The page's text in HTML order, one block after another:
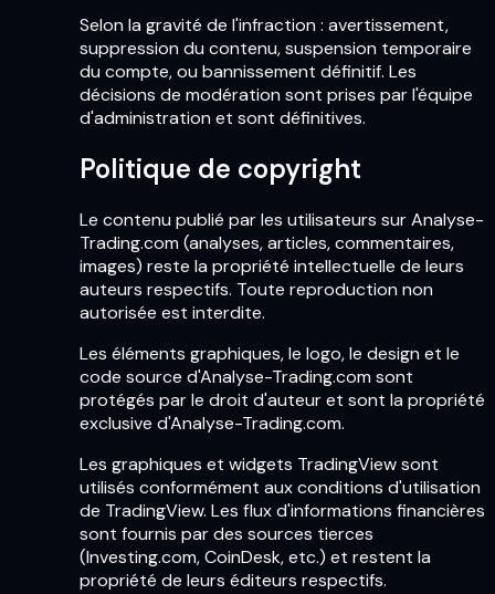
Selon la gravité de l'infraction : avertissement,
suppression du contenu, suspension temporaire
du compte, ou bannissement définitif. Les
décisions de modération sont prises par l'équipe
d'administration et sont définitives.
Politique de copyright
Le contenu publié par les utilisateurs sur Analyse-
Trading.com (analyses, articles, commentaires,
images) reste la propriété intellectuelle de leurs
auteurs respectifs. Toute reproduction non
autorisée est interdite.
Les éléments graphiques, le logo, le design et le
code source d'Analyse-Trading.com sont
protégés par le droit d'auteur et sont la propriété
exclusive d'Analyse-Trading.com.
Les graphiques et widgets TradingView sont
utilisés conformément aux conditions d'utilisation
de TradingView. Les flux d'informations financières
sont fournis par des sources tierces
(Investing.com, CoinDesk, etc.) et restent la
propriété de leurs éditeurs respectifs.